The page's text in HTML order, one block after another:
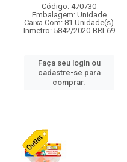
Código: 470730
Embalagem: Unidade
Caixa Com: 81 Unidade(s)
Inmetro: 5842/2020-BRI-69
Faça seu login ou
cadastre-se para
comprar.